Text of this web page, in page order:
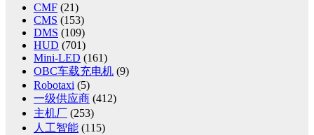
CMF (21)
CMS (153)
DMS (109)
HUD (701)
Mini-LED (161)
OBC车载充电机 (9)
Robotaxi (5)
一级供应商 (412)
主机厂 (253)
人工智能 (115)